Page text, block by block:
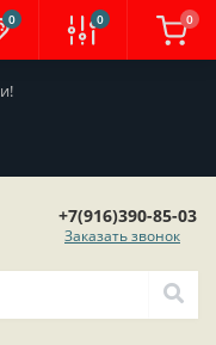
0 0 0
+7(916)390-85-03
Заказать звонок